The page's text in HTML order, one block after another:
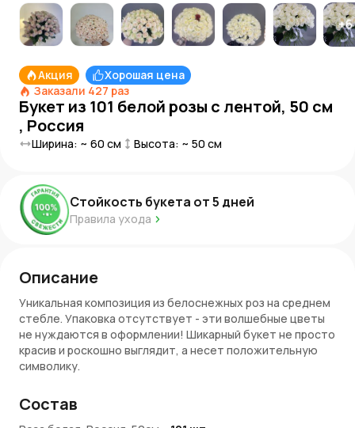
+6
Акция
Хорошая цена
Заказали 427 раз
Букет из 101 белой розы с лентой, 50 см
, Россия
Ширина: ~ 60 см Высота: ~ 50 см
Стойкость букета от5 дней
Правила ухода
Описание
Уникальная композиция из белоснежных роз на среднем
стебле. Упаковка отсутствует - эти волшебные цветы
не нуждаются в оформлении! Шикарный букет не просто
красив и роскошно выглядит, а несет положительную
символику.
Состав